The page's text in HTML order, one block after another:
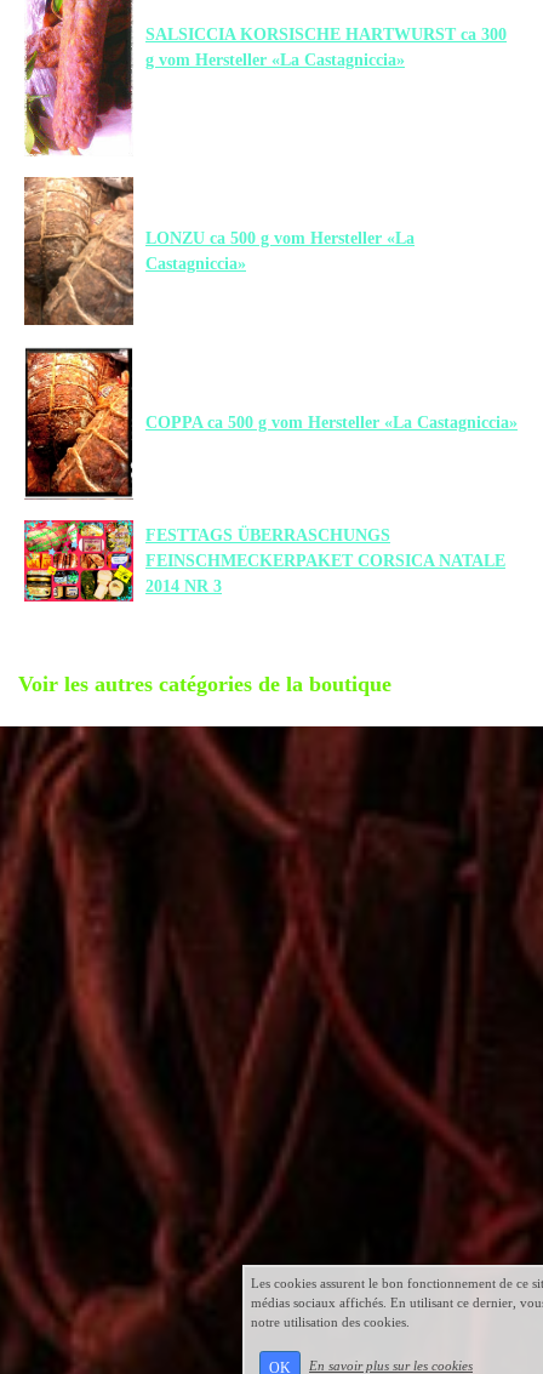
SALSICCIA KORSISCHE HARTWURST ca 300
g vom Hersteller «La Castagniccia»
LONZU ca 500 g vom Hersteller «La
Castagniccia»
COPPA ca 500 g vom Hersteller «La Castagniccia»
FESTTAGS ÜBERRASCHUNGS
FEINSCHMECKERPAKET CORSICA NATALE
2014 NR 3
Voir les autres catégories de la boutique
Les cookies assurent le bon fonctionnement de ce
médias sociaux affichés. En utilisant ce dernier,
notre utilisation des cookies.
OK En savoir plus sur les cookies